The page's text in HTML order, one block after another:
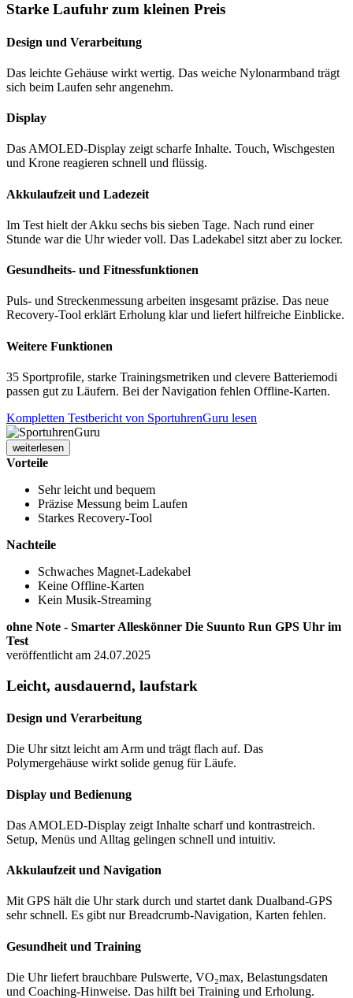
Starke Laufuhr zum kleinen Preis
Design und Verarbeitung
Das leichte Gehäuse wirkt wertig. Das weiche Nylonarmband trägt
sich beim Laufen sehr angenehm.
Display
Das AMOLED-Display zeigt scharfe Inhalte. Touch, Wischgesten
und Krone reagieren schnell und flüssig.
Akkulaufzeit und Ladezeit
Im Test hielt der Akku sechs bis sieben Tage. Nach rund einer
Stunde war die Uhr wieder voll. Das Ladekabel sitzt aber zu locker.
Gesundheits- und Fitnessfunktionen
Puls- und Streckenmessung arbeiten insgesamt präzise. Das neue
Recovery-Tool erklärt Erholung klar und liefert hilfreiche Einblicke.
Weitere Funktionen
35 Sportprofile, starke Trainingsmetriken und clevere Batteriemodi
passen gut zu Läufern. Bei der Navigation fehlen Offline-Karten.
Kompletten Testbericht von SportuhrenGuru lesen
weiterlesen
Vorteile
Sehr leicht und bequem
Präzise Messung beim Laufen
Starkes Recovery-Tool
Nachteile
Schwaches Magnet-Ladekabel
Keine Offline-Karten
Kein Musik-Streaming
ohne Note - Smarter Alleskönner Die Suunto Run GPS Uhr im
Test
veröffentlicht am 24.07.2025
Leicht, ausdauernd, laufstark
Design und Verarbeitung
Die Uhr sitzt leicht am Arm und trägt flach auf. Das
Polymergehäuse wirkt solide genug für Läufe.
Display und Bedienung
Das AMOLED-Display zeigt Inhalte scharf und kontrastreich.
Setup, Menüs und Alltag gelingen schnell und intuitiv.
Akkulaufzeit und Navigation
Mit GPS hält die Uhr stark durch und startet dank Dualband-GPS
sehr schnell. Es gibt nur Breadcrumb-Navigation, Karten fehlen.
Gesundheit und Training
Die Uhr liefert brauchbare Pulswerte, VO₂max, Belastungsdaten
und Coaching-Hinweise. Das hilft bei Training und Erholung.